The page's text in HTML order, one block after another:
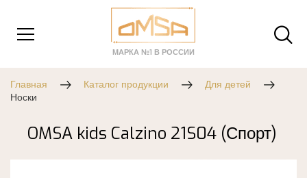
МАРКА №1 В РОССИИ
Главная Каталог продукции
Для детей
Носки
OMSA kids Calzino 21S04 (Спорт)